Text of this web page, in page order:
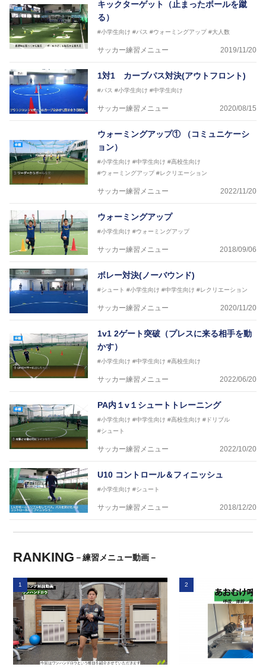
キックターゲット（止まったボールを蹴
る）
#小学生向け #パス #ウォーミングアップ #大人数
サッカー練習メニュー 2019/11/20
1対1 カーブパス対決(アウトフロント)
#パス #小学生向け #中学生向け
サッカー練習メニュー 2020/08/15
ウォーミングアップ① （コミュニケーシ
ョン）
#小学生向け #中学生向け #高校生向け
#ウォーミングアップ #レクリエーション
サッカー練習メニュー 2022/11/20
ウォーミングアップ
#小学生向け #ウォーミングアップ
サッカー練習メニュー 2018/09/06
ボレー対決(ノーバウンド)
#シュート #小学生向け #中学生向け #レクリエーション
サッカー練習メニュー 2020/11/20
1v1 2ゲート突破（プレスに来る相手を動
かす）
#小学生向け #中学生向け #高校生向け
サッカー練習メニュー 2022/06/20
PA内１v１シュートトレーニング
#小学生向け #中学生向け #高校生向け #ドリブル
#シュート
サッカー練習メニュー 2022/10/20
U10 コントロール＆フィニッシュ
#小学生向け #シュート
サッカー練習メニュー 2018/12/20
RANKING －練習メニュー動画－
1 2